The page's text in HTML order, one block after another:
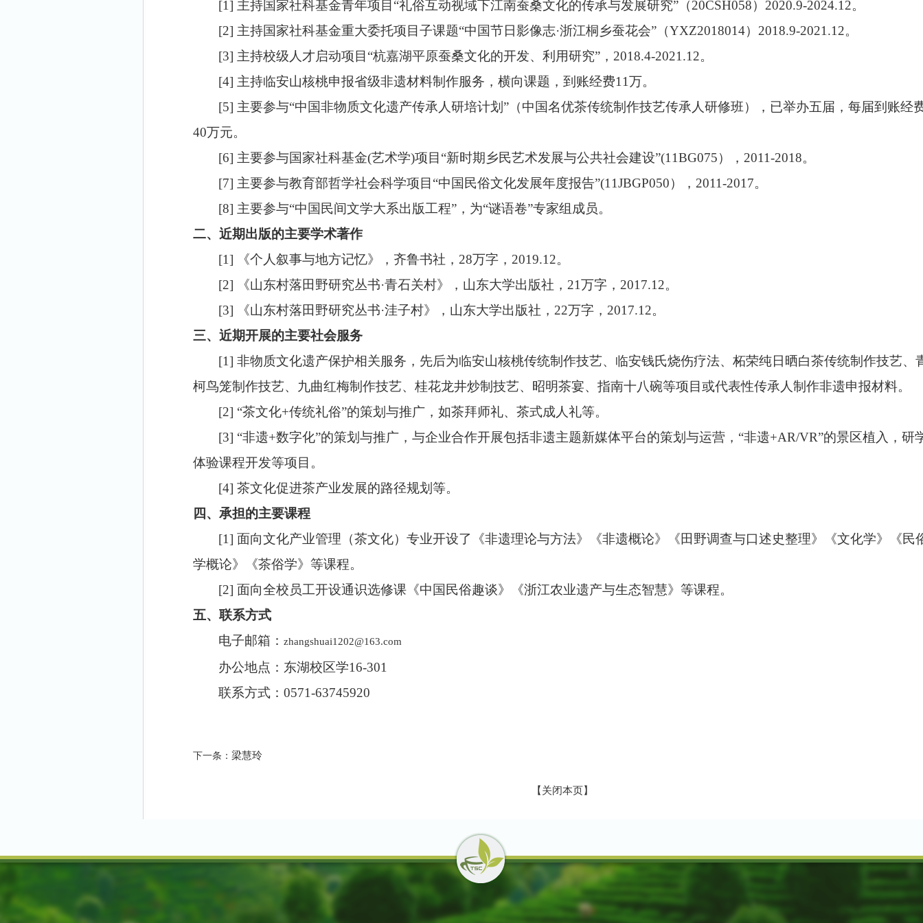
[1] 主持国家社科基金青年项目 “礼俗互动视域下江南蚕桑文化的传承与发展研究” （20CSH058） 2020.9-2024.12。
[2] 主持国家社科基金重大委托项目子课题“中国节日影像志·浙江桐乡蚕花会” （YXZ2018014） 2018.9-2021.12。
[3] 主持校级人才启动项目 “杭嘉湖平原蚕桑文化的开发、利用研究” ， 2018.4-2021.12。
[4] 主持临安山核桃申报省级非遗材料制作服务，横向课题，到账经费11万。
[5] 主要参与“中国非物质文化遗产传承人研培计划”（中国名优茶传统制作技艺传承人研修班），已举办五届，每届到账经
40万元。
[6] 主要参与国家社科基金(艺术学)项目 “新时期乡民艺术发展与公共社会建设”(11BG075）， 2011-2018。
[7] 主要参与教育部哲学社会科学项目 “中国民俗文化发展年度报告”(11JBGP050）， 2011-2017。
[8] 主要参与“中国民间文学大系出版工程” ，为“谜语卷”专家组成员。
二、 近期出版的主要学术著作
[1]
《个人叙事与地方记忆》，齐鲁书社， 28万字， 2019.12。
[2]
《山东村落田野研究丛书·青石关村》，山东大学出版社， 21万字， 2017.12。
[3]
《山东村落田野研究丛书·洼子村》，山东大学出版社， 22万字， 2017.12。
三、近期开展的主要社会服务
[1] 非物质文化遗产保护相关服务，先后为临安山核桃传统制作技艺、临安钱氏烧伤疗法、柘荣纯日晒白茶传统制作技艺、
柯鸟笼制作技艺、九曲红梅制作技艺、桂花龙井炒制技艺、昭明茶宴、指南十八碗等项目 或代表性传承人制作非遗申报材料。
[2] “茶文化+传统礼俗”的策划与推广，如茶拜师礼、茶式成人礼等。
[3] “非遗+数字化”的策划与推广，与企业合作开展包括非遗主题新媒体平台的策划与运营，“非遗+AR/VR”的景区植入，研
体验课程开发等项目。
[4] 茶文化促进茶产业发展的路径规划等。
四、承担的主要课程
[1] 面向文化产业管理（茶文化）专业开设了《非遗理论与方法》《非遗概论》《田野调查与口述史整理》《文化学》《民
学概论》《茶俗学》等课程。
[2] 面向全校员工开设通识选修课《中国民俗趣谈》《浙江农业遗产与生态智慧》等课程。
五、联系方式
电子邮箱： zhangshuai1202@163.com
办公地点：东湖校区学16-301
联系方式： 0571-63745920
下一条： 梁慧玲
【关闭本页】